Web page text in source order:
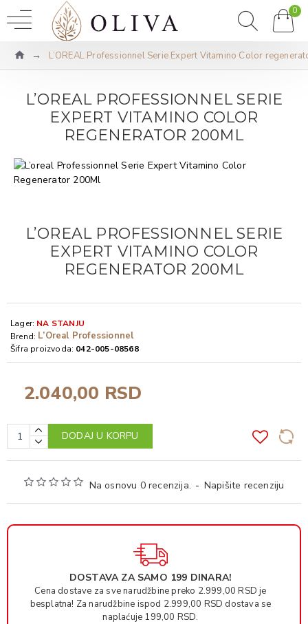
0
L’OREAL Professionnel Serie Expert Vitamino Color
L’OREAL PROFESSIONNEL SERIE
EXPERT VITAMINO COLOR
REGENERATOR 200ML
L’OREAL PROFESSIONNEL SERIE
EXPERT VITAMINO COLOR
REGENERATOR 200ML
Na osnovu 0 recenzija. - Napišite recenziju
2.040,00 RSD
Lager: NA STANJU
Brend: L’Oreal Professionnel
Šifra proizvoda: 042-005-08568
DODAJ U KORPU
DOSTAVA ZA SAMO 199 DINARA!
Cena dostave za sve narudžbine preko 2.999,00 RSD je
besplatna! Za narudžbine ispod 2.999,00 RSD dostava se
naplaćuje 199,00 RSD.